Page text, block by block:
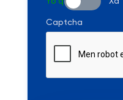
Captcha